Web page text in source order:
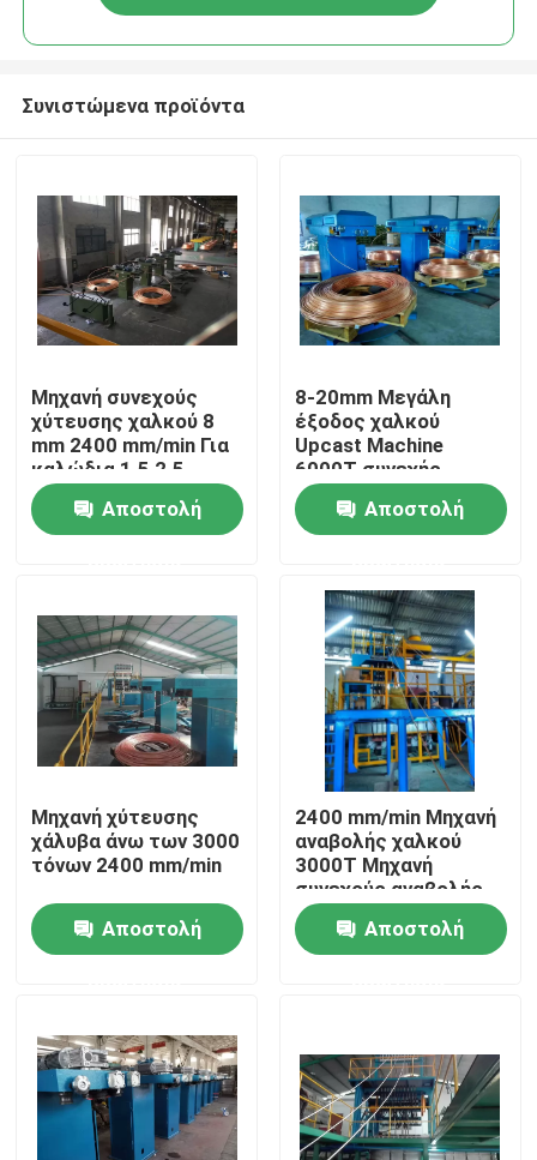
Σπίτι
Προϊόντα
Βίντεο
Σχετικά με εμάς
Επισκεψή εργοστασίου
Έλεγχος ποιότητας
Επικοινωνήστε μαζί μας
Μηχανή εκτόξευσης καλωδίων
Μηχανή εκτόξευσης συρμάτων
Συνιστώμενα προϊόντα
Μηχανή συνεχούς
χύτευσης χαλκού 8
mm 2400 mm/min Για
καλώδια 1.5 2.5
Αποστολή
8-20mm Μεγάλη
έξοδος χαλκού
Upcast Machine
6000T συνεχής
χύτευση μηχανή
Αποστολή
Μηχανή χύτευσης
χάλυβα άνω των 3000
τόνων 2400 mm/min
Αποστολή
2400 mm/min Μηχανή
αναβολής χαλκού
3000T Μηχανή
συνεχούς αναβολής
Αποστολή